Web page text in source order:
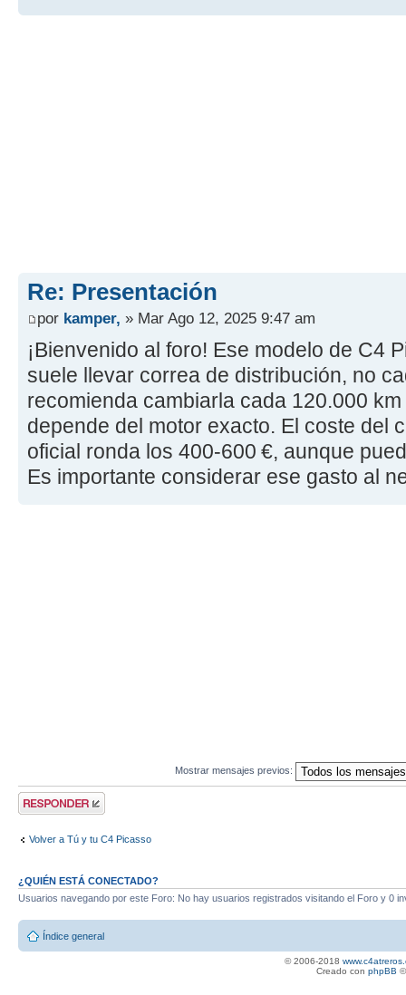
Re: Presentación
por kamper, » Mar Ago 12, 2025 9:47 am
¡Bienvenido al foro! Ese modelo de C4
suele llevar correa de distribución, no
recomienda cambiarla cada 120.000
depende del motor exacto. El coste del
oficial ronda los 400-600 €, aunque
Es importante considerar ese gasto al
Mostrar mensajes previos:
Publicar una
respuesta
Volver a Tú y tu C4 Picasso
¿QUIÉN ESTÁ CONECTADO?
Usuarios navegando por este Foro: No hay usuarios registrados visitando el Foro y 0
Índice general
© 2006-2018
Creado con phpBB